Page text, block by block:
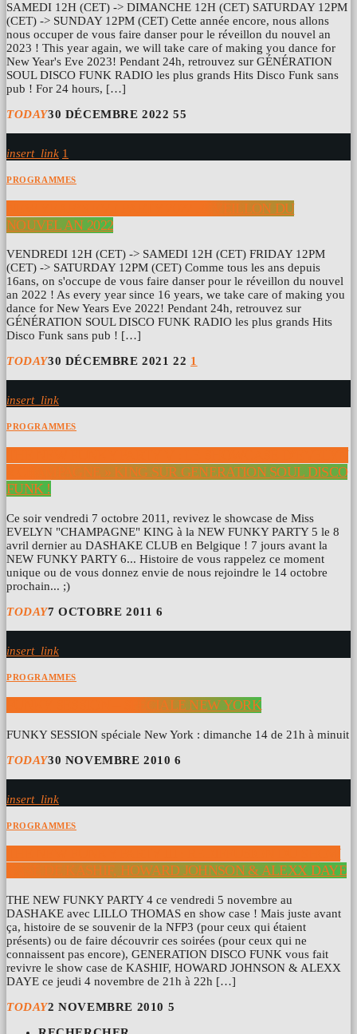
SAMEDI 12H (CET) -> DIMANCHE 12H (CET) SATURDAY 12PM
(CET) -> SUNDAY 12PM (CET) Cette année encore, nous allons
nous occuper de vous faire danser pour le réveillon du nouvel an
2023 ! This year again, we will take care of making you dance for
New Year's Eve 2023! Pendant 24h, retrouvez sur GÉNÉRATION
SOUL DISCO FUNK RADIO les plus grands Hits Disco Funk sans
pub ! For 24 hours, […]
TODAY30 DÉCEMBRE 2022 55
insert_link 1
PROGRAMMES
NEW YEAR’S EVE PARTY 2022 RÉVEILLON DU
NOUVEL AN 2022
VENDREDI 12H (CET) -> SAMEDI 12H (CET) FRIDAY 12PM
(CET) -> SATURDAY 12PM (CET) Comme tous les ans depuis
16ans, on s'occupe de vous faire danser pour le réveillon du nouvel
an 2022 ! As every year since 16 years, we take care of making you
dance for New Years Eve 2022! Pendant 24h, retrouvez sur
GÉNÉRATION SOUL DISCO FUNK RADIO les plus grands Hits
Disco Funk sans pub ! […]
TODAY30 DÉCEMBRE 2021 22 1
insert_link
PROGRAMMES
THE NEW FUNKY PARTY V : LE SHOWCASE D’EVELYN
« CHAMPAGNE » KING SUR GENERATION SOUL DISCO
FUNK !
Ce soir vendredi 7 octobre 2011, revivez le showcase de Miss
EVELYN "CHAMPAGNE" KING à la NEW FUNKY PARTY 5 le 8
avril dernier au DASHAKE CLUB en Belgique ! 7 jours avant la
NEW FUNKY PARTY 6... Histoire de vous rappelez ce moment
unique ou de vous donnez envie de nous rejoindre le 14 octobre
prochain... ;)
TODAY7 OCTOBRE 2011 6
insert_link
PROGRAMMES
FUNKY SESSION – SPÉCIALE NEW YORK
FUNKY SESSION spéciale New York : dimanche 14 de 21h à minuit
TODAY30 NOVEMBRE 2010 6
insert_link
PROGRAMMES
THE NEW FUNKY PARTY III : REDIFFUSION DU SHOW
CASE DE KASHIF, HOWARD JOHNSON & ALEXX DAYE
THE NEW FUNKY PARTY 4 ce vendredi 5 novembre au
DASHAKE avec LILLO THOMAS en show case ! Mais juste avant
ça, histoire de se souvenir de la NFP3 (pour ceux qui étaient
présents) ou de faire découvrir ces soirées (pour ceux qui ne
connaissent pas encore), GENERATION DISCO FUNK vous fait
revivre le show case de KASHIF, HOWARD JOHNSON & ALEXX
DAYE ce jeudi 4 novembre de 21h à 22h […]
TODAY2 NOVEMBRE 2010 5